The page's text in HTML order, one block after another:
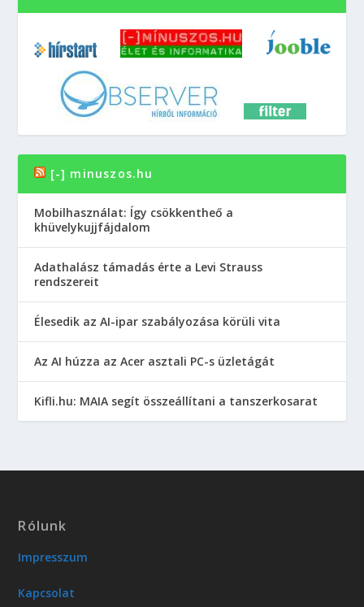
[-] minuszos.hu
Mobilhasználat: Így csökkentheő a
khüvelykujjfájdalom
Adathalász támadás érte a Levi Strauss
rendszereit
Élesedik az AI-ipar szabályozása körüli vita
Az AI húzza az Acer asztali PC-s üzletágát
Kifli.hu: MAIA segít összeállítani a tanszerkosarat
Rólunk
Impresszum
Kapcsolat